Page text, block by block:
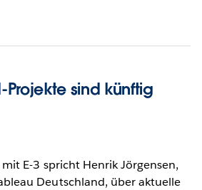
sind künftig
E-3 spricht Henrik Jörgensen,
Deutschland, über aktuelle